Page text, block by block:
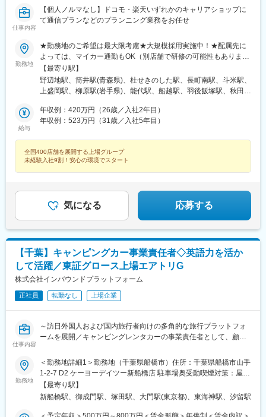
志摩横山駅、五十鈴ケ丘駅、小松駅、大河端駅、宇野気駅、野々
市駅(ＩＲいしかわ鉄道線)、足羽山公園口駅、新富山口駅、稲荷町
府)、天満駅、西中島南方駅、野田阪神駅、天王寺駅前駅、ＪＲ総
持寺駅、住道駅、豊中駅、深江橋駅、寝屋川市駅、長尾駅(大阪
府)、藤井寺駅、八尾駅、高見ノ里駅、河内天美駅、北花田駅、岡
田浦駅、萩原天神駅、樟葉駅、門真市駅、草津駅(滋賀県)、十条駅
(京都府・近鉄線)、常盤駅(京都府)、龍谷大前深草駅、松井山手
駅、京田辺駅、伏見桃山駅、舞子公園駅、長田駅(神戸市営)、西明
石駅、稲野駅、東加古川駅、加古川駅、英賀保駅、網干駅、郡山
駅(奈良県)、金橋駅、神前駅(和歌山県)、岡山駅前駅、備前一宮
駅、立町駅、広島駅、佐伯区役所前駅、福山駅、湯田温泉駅、阿
石駅、伊予和気駅、土居田駅、高須駅(高知県)、南行橋駅、行橋
駅、苅田駅、下曽根駅、南小倉駅、二島駅、遠賀野駅、本城駅、
駅、宇佐駅、上岡駅、宮崎駅、日南駅、清武駅、高見橋駅、錦江
駅、宮ケ浜駅、真幸駅、伊集院駅、西出水駅、苗穂駅、琴似駅(札
幌市営)、北朝霞駅、鎌ケ谷大仏駅、西小山駅、旗の台駅、緑が丘
駅(東京都)、代官山駅、押上駅、巣鴨駅、本駒込駅、春日駅(東京
駅、杉田駅(神奈川県)、新高島駅、矢田駅(愛知県)、高畑駅、梅坪
駅、柚木駅(静岡鉄道線)、第一通り駅、吉原本町駅、広小路駅(三
重県)、中洲川端駅、近鉄富田駅、北間駅、栄町駅(富山県)、大阪
線)、大阪阿部野橋駅、花園駅(京都府)、藤森駅、新田辺駅、桃山
御陵前駅、舞子駅、高速長田駅、猪名寺駅、岡山駅、本通駅、文
園駅、中井駅、御徒町駅、青山一丁目駅、永田町駅、府中競馬正
門前駅、平沼橋駅、長沼駅(静岡県)、新浜松駅、西鉄福岡駅、大阪
下鉄)、鳴滝駅、稲荷駅、中書島駅、西舞子駅、上沢駅、西川緑道
公園駅、八丁堀駅(広島県)、猿猴橋町駅、県立美術館通駅
仕事内容
【個人ノルマなし】ドコモ・楽天いずれかのキャリアショップに
て通信プランなどのプランニング業務をお任せ
勤務地
★勤務地のご希望は最大限考慮★大規模採用実施中！★配属先に
よっては、マイカー通勤もOK（別店舗で研修の可能性もありま
す）※勤務地の詳細は、当社ホームページの「ショップ展開」から
ご確認ください！＜以下エリアいずれかの店舗に配属＞【北海
道・東北】北海道、青森県、岩手県、宮城県、秋田県、山形県、
信越】新潟県、長野県【北陸】富山県、石川県、福井県【東海】
岐阜県、静岡県、愛知県、三重県【関西】滋賀県、京都府、大阪
【四国】徳島県、香川県、愛媛県、高知県【九州・沖縄】福岡
県、佐賀県、長崎県、熊本県、大分県、宮崎県、鹿児島県受動喫
煙対策：屋内禁煙
【最寄り駅】
野辺地駅、筒井駅(青森県)、杜せきのした駅、長町南駅、斗米駅、
上盛岡駅、柳原駅(岩手県)、能代駅、船越駅、羽後飯塚駅、秋田
島学院前駅、本宮駅(福島県)、泉駅(常磐線)、東区役所前駅、琴似
駅(函館本線)、大谷地駅、五稜郭公園前駅、東海駅、赤塚駅、上菅
県)、東川口駅、川口駅、浦和駅、北浦和駅、東浦和駅、東鷲宮
駅、鷲宮駅、栗橋駅、加須駅、花崎駅、朝霞台駅、新座駅、上尾
駅、中目黒駅、西葛西駅、葛西駅、錦糸町駅、新小岩駅、小岩
駅、とうきょうスカイツリー駅、平井駅(東京都)、駒込駅、白山駅
(東京都)、本郷三丁目駅、落合駅(東京都)、浜田山駅、千歳烏山
駅、成城学園前駅、経堂駅、上野広小路駅、外苑前駅、赤坂駅(東
京都)、渋谷駅、北千住駅、京王八王子駅、西八王子駅、狭間駅、
西府駅、府中駅(東京都)、田無駅、ひばりケ丘駅(東京都)、花小金
井駅、馬車道駅、東戸塚駅、新杉田駅、戸塚駅、相模原駅、古淵
駅、鴨居駅、センター南駅、渋沢駅、伊勢原駅、秦野駅、港南台
駅、横浜駅、ナゴヤドーム前矢田駅、鶴舞駅、八事駅、杁ケ池公
園駅、上社駅、長久手古戦場駅、荒子駅、尾張一宮駅、開明駅、
枝駅、東静岡駅、古庄駅、遠州病院駅、沼津駅、本吉原駅、新静
岡駅、三島広小路駅、日本平駅、片浜駅、自動車学校前駅、富士
駅、瑞浪駅、名張駅、茅町駅、天神駅、富田駅(三重県)、久居駅、
志摩横山駅、五十鈴ケ丘駅、小松駅、大河端駅、宇野気駅、野々
市駅(ＩＲいしかわ鉄道線)、足羽山公園口駅、新富山口駅、稲荷町
駅(富山県)、中滑川駅、氷見駅、戸出駅、新高岡駅、京橋駅(大阪
府)、天満駅、西中島南方駅、野田阪神駅、天王寺駅前駅、ＪＲ総
持寺駅、住道駅、豊中駅、深江橋駅、寝屋川市駅、長尾駅(大阪
給与
年収例：420万円（26歳／入社2年目）
年収例：523万円（31歳／入社5年目）
全国400店舗を展開する上場グループ
未経験入社9割！安心の環境でスタート
気になる 応募する
【千葉】キャンピングカー事業責任者◇英語力を活か
して活躍／東証グロース上場エアトリG
株式会社インバウンドプラットフォーム
正社員 転勤なし 上場企業
仕事内容
～訪日外国人および国内旅行者向けの多角的な旅行プラットフォ
ームを展開／キャンピングレンタカーの事業責任者として、顧客
■業務内容：
キャンピングレンタカー事業責任者として、キャンピングレンタ
カー事業のマネジメント業務全般をお任せします。具体的には、
営業力を活かしながら、お客様対応や業務提携、マーケティング
戦略を展開していただきます。
勤務地
＜勤務地詳細1＞勤務地（千葉県船橋市）住所：千葉県船橋市山手
1-2-7 D2 ケーヨーデイツー新船橋店 駐車場奥受動喫煙対策：屋内
全面禁煙＜勤務地詳細2＞本社住所：東京都港区新橋6-14-5 SW新
橋ビル4F受動喫煙対策：屋内全面禁煙変更の範囲：本社および全
【最寄り駅】
新船橋駅、御成門駅、塚田駅、大門駅(東京都)、東海神駅、汐留駅